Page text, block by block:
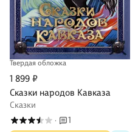
Твердая обложка
1 899 ₽
Сказки народов Кавказа
Сказки
· 1